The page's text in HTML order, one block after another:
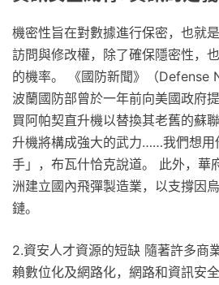
機密性旨在對數據進行保密，也就
訪問與修改權，除了確保隱密性，
的機率。 《國防新聞》（Defense
波蘭國防部曾於一年前向美國政府
買阿帕契直升機以替換其老舊的蘇
升機將構成強大的武力……我們想用
手」，布瓦什恰克說道。 此外，華
洲建立國內飛彈製造業，以支撐因
鏈。
2.資安人才資源的短缺 隨著許多商
賴數位化及網路化，網路和資訊安